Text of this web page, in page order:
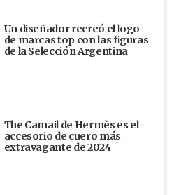
Un diseñador recreó el logo
de marcas top con las figuras
de la Selección Argentina
The Camail de Hermès es el
accesorio de cuero más
extravagante de 2024